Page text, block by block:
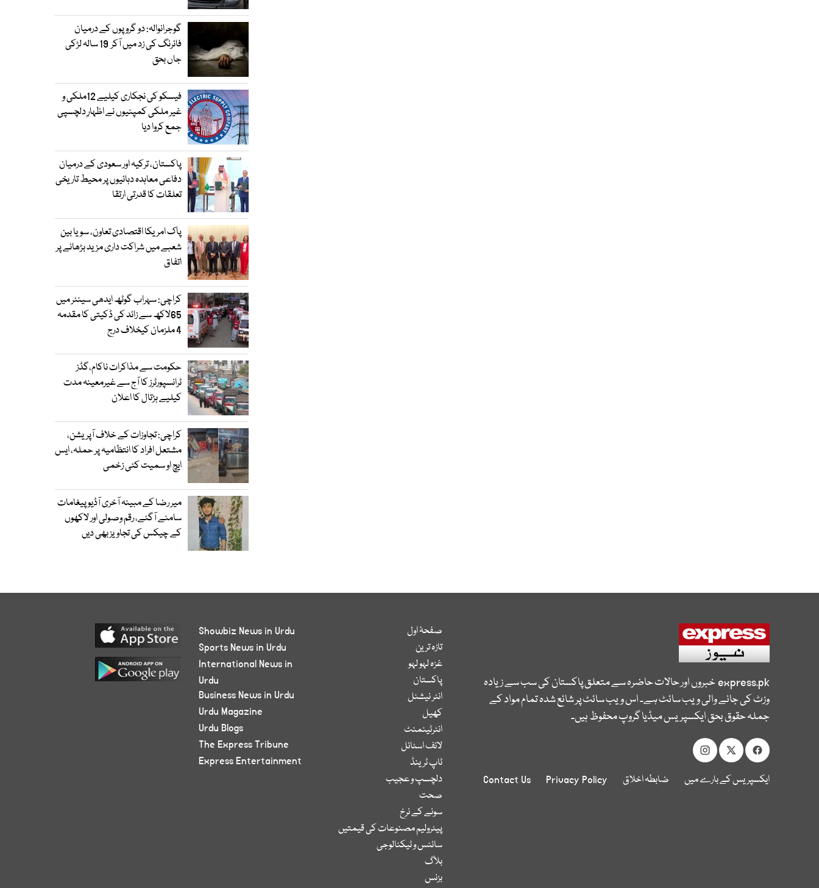
گوجرانوالہ: دو گروپوں کے درمیان
فائرنگ کی زد میں آکر 19 سالہ لڑکی
جاں بحق
فیسکو کی نجکاری کیلیے 12ملکی و
غیر ملکی کمپنیوں نے اظہارِ دلچسپی
جمع کروا دیا
پاکستان، ترکیہ اور سعودی کے درمیان
دفاعی معاہدہ دہائیوں پر محیط تاریخی
تعلقات کا قدرتی ارتقا
پاک امریکا اقتصادی تعاون، سویا بین
شعبے میں شراکت داری مزید بڑھانے پر
اتفاق
کراچی: سہراب گوٹھ ایدھی سینٹر میں
65لاکھ سے زائد کی ڈکیتی کا مقدمہ
4 ملزمان کیخلاف درج
حکومت سے مذاکرات ناکام،گڈز
ٹرانسپورٹرز کا آج سے غیرمعینہ مدت
کیلیے ہڑتال کا اعلان
کراچی: تجاوزات کے خلاف آپریشن،
مشتعل افراد کا انتظامیہ پر حملہ، ایس
ایچ او سمیت کئی زخمی
میر رضا کے مبینہ آخری آڈیو پیغامات
سامنے آگئے، رقم وصولی اور لاکھوں
کے چیکس کی تجاویز بھی دیں
express.pkخبروں اور حالات حاضرہ سے متعلق پاکستان کی سب سے زیادہ
وزٹ کی جانے والی ویب سائٹ ہے۔ اس ویب سائٹ پر شائع شدہ تمام مواد کے
جملہ حقوق بحق ایکسپریس میڈیا گروپ محفوظ ہیں۔
ایکسپریس کے بارے میں ضابطہ اخلاق Privacy Policy
Contact Us
صفحۂ اول
تازہ ترین
غزہ لہو لہو
پاکستان
انٹر نیشنل
کھیل
انٹرٹینمنٹ
لائف اسٹائل
ٹاپ ٹرینڈ
دلچسپ و عجیب
صحت
سونے کے نرخ
پیٹرولیم مصنوعات کی قیمتیں
سائنس و ٹیکنالوجی
بلاگ
بزنس
Showbiz News in Urdu
Sports News in Urdu
International News in
Urdu
Business News in Urdu
Urdu Magazine
Urdu Blogs
The Express Tribune
Express Entertainment